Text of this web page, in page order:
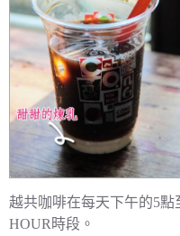
越共咖啡在每天下午的5
HOUR時段。